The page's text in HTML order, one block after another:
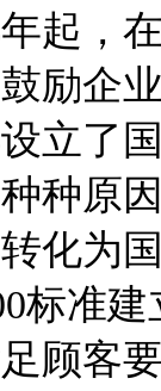
，在
励企
立了
种原
化为
标准
顾客